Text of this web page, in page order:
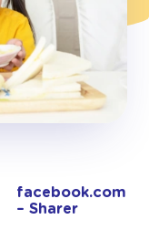
facebook.com
– Sharer